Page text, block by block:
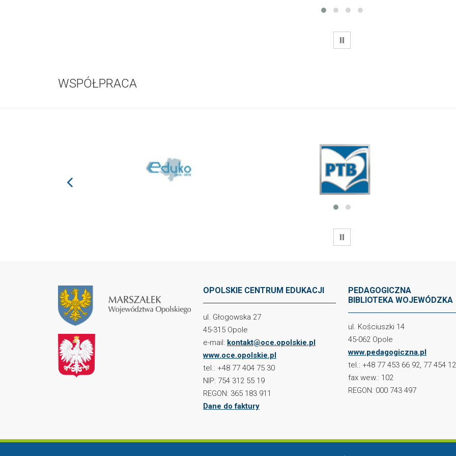
WSTRZYMAJ
WSPÓŁPRACA
prev
WSTRZYMAJ
OPOLSKIE CENTRUM EDUKACJI
ul. Głogowska 27
45-315 Opole
e-mail: kontakt@oce.opolskie.pl
www.oce.opolskie.pl
tel.: +48 77 404 75 30
NIP: 754 312 55 19
REGON: 365 183 911
Dane do faktury
PEDAGOGICZNA
BIBLIOTEKA WOJEWÓDZKA
ul. Kościuszki 14
45-062 Opole
www.pedagogiczna.pl
tel.: +48 77 453 66 92, 77 454
fax wew.: 102
REGON: 000 743 497